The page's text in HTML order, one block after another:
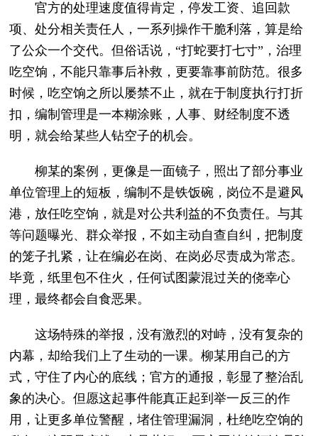
官方的处理速度值得肯定，停发工资、追回款
项、处分相关责任人，一系列操作干脆利落，算是给
了公众一个交代。但俗话说，“打蛇要打七寸”，治理
吃空饷，不能只靠事后补救，更要靠事前防范。很多
时候，吃空饷之所以屡禁不止，就在于制度执行打折
扣，编制管理是一本糊涂账，人事、财经制度不透
明，就会给某些人钻空子的机会。
柳某的案例，更像是一面镜子，照出了部分事业
单位管理上的短板，编制不是铁饭碗，岗位不是避风
港，放任吃空饷，就是对公共利益的不负责任。与其
等问题曝光、群众举报，不如主动自查自纠，把制度
的笼子扎紧，让在编必在岗、在岗必尽责成为常态。
毕竟，纸里包不住火，任何试图蒙混过关的侥幸心
理，最终都会自食恶果。
这场特殊的举报，没有激烈的对峙，没有复杂的
内幕，却给我们上了生动的一课。柳某用自己的方
式，守住了内心的底线；官方的通报，彰显了整治乱
象的决心。但愿这起事件能真正起到举一反三的作
用，让更多单位警醒，堵住管理漏洞，杜绝吃空饷的